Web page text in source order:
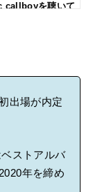
callboyを聴いて
出場が内定
ストアルバ
年を締め